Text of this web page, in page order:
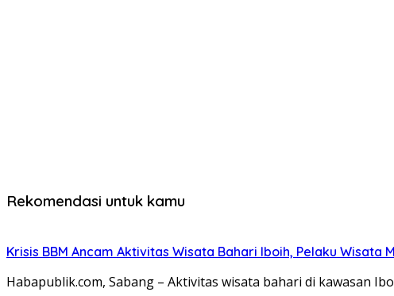
Rekomendasi untuk kamu
Krisis BBM Ancam Aktivitas Wisata Bahari Iboih, Pelaku Wisata
Habapublik.com, Sabang – Aktivitas wisata bahari di kawasan